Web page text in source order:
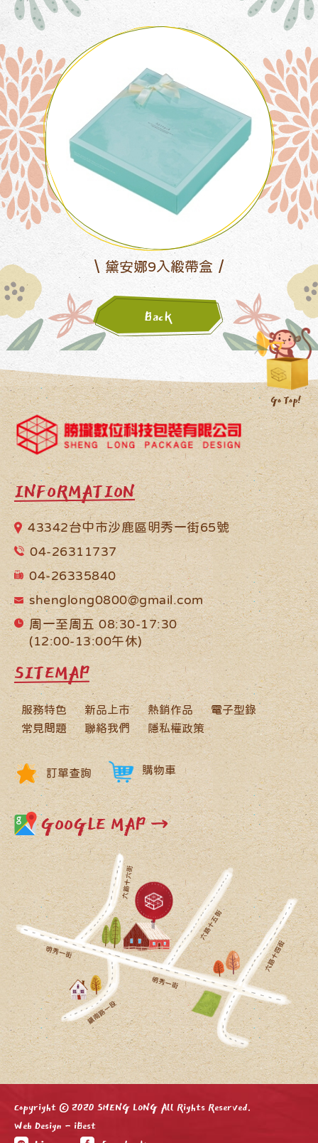
黛安娜9入緞帶盒
Back
INFORMATION
43342台中市沙鹿區明秀一街65號
04-26311737
04-26335840
shenglong0800@gmail.com
周一至周五 08:30-17:30
(12:00-13:00午休)
SITEMAP
服務特色 新品上市 熱銷作品
電子型錄
常見問題
聯絡我們 隱私權政策
訂單查詢 購物車
GOOGLE MAP →
Copyright © 2020 SHENG LONG All Rights Reserved.
Web Design - iBest